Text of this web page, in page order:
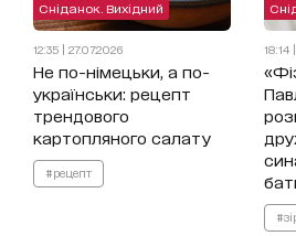
Сніданок. Вихідний
12:35 | 27.07.2026
Не по-німецьки, а по-
українськи: рецепт
трендового
картопляного салату
#рецепт
18:14